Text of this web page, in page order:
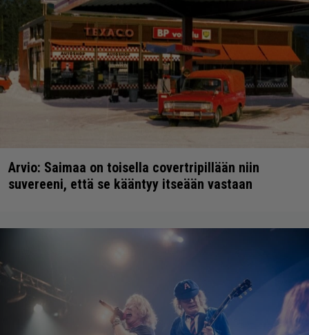
Arvio: Saimaa on toisella covertripillään niin
suvereeni, että se kääntyy itseään vastaan